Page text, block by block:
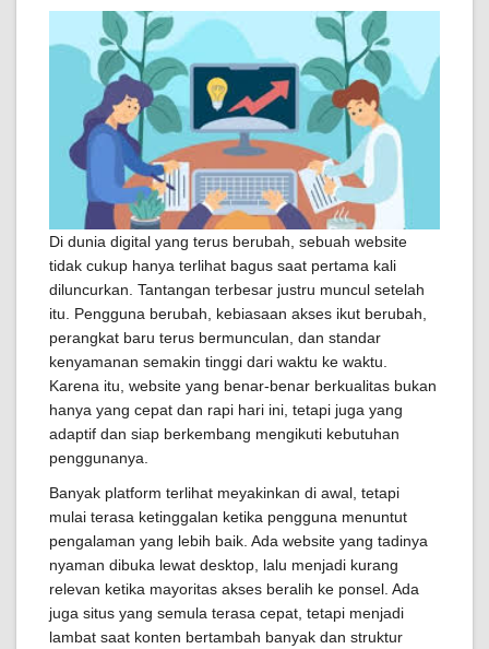
Di dunia digital yang terus berubah, sebuah website
tidak cukup hanya terlihat bagus saat pertama kali
diluncurkan. Tantangan terbesar justru muncul setelah
itu. Pengguna berubah, kebiasaan akses ikut berubah,
perangkat baru terus bermunculan, dan standar
kenyamanan semakin tinggi dari waktu ke waktu.
Karena itu, website yang benar-benar berkualitas bukan
hanya yang cepat dan rapi hari ini, tetapi juga yang
adaptif dan siap berkembang mengikuti kebutuhan
penggunanya.
Banyak platform terlihat meyakinkan di awal, tetapi
mulai terasa ketinggalan ketika pengguna menuntut
pengalaman yang lebih baik. Ada website yang tadinya
nyaman dibuka lewat desktop, lalu menjadi kurang
relevan ketika mayoritas akses beralih ke ponsel. Ada
juga situs yang semula terasa cepat, tetapi menjadi
lambat saat konten bertambah banyak dan struktur